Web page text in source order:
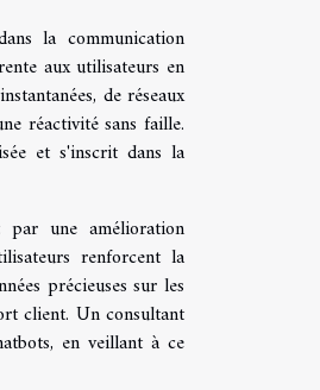
la communication
aux utilisateurs en
de réseaux
réactivité sans faille.
et s'inscrit dans la
par une amélioration
renforcent la
précieuses sur les
client. Un consultant
en veillant à ce